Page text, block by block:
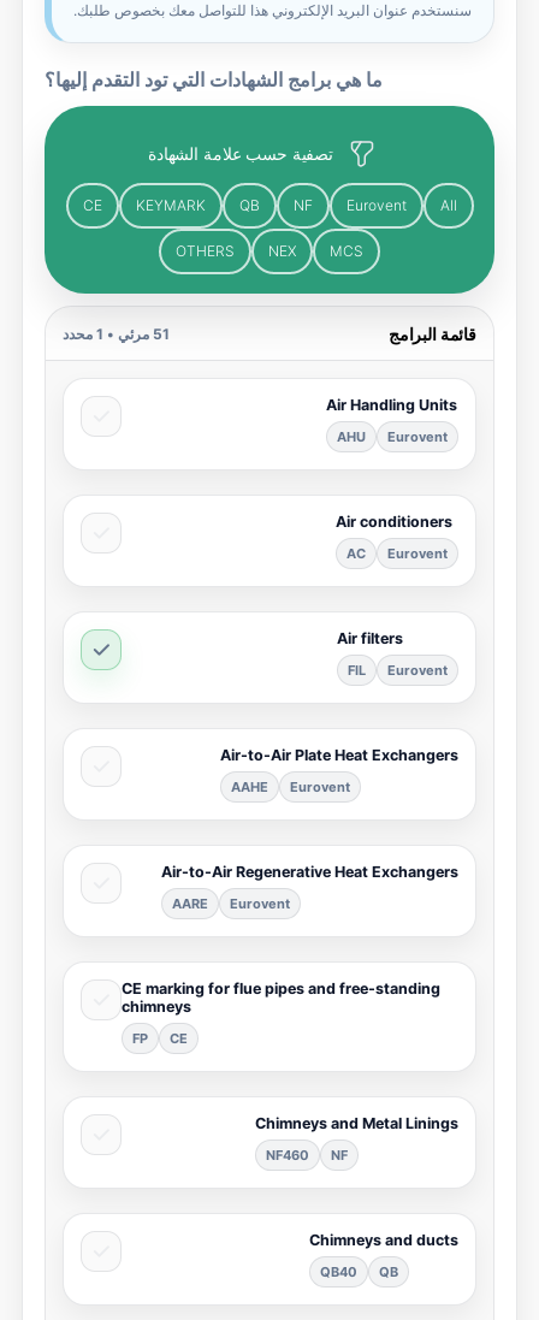
سنستخدم عنوان البريد الإلكتروني هذا للتواصل معك بخصوص طلبك.
ما هي برامج الشهادات التي تود التقدم إليها؟
تصفية حسب علامة الشهادة
Eurovent
NF
QB
KEYMARK
CE
MCS
NEX
OTHERS
قائمة البرامج مرئي •1محدد
Air Handling Units
Eurovent
AHU
Air conditioners
Eurovent
AC
Air filters
Eurovent
FIL
Air-to-Air Plate Heat Exchangers
Eurovent
AAHE
Air-to-Air Regenerative Heat Exchangers
Eurovent
AARE
CE marking for flue pipes and free-standing
chimneys
FP
Chimneys and Metal Linings
NF460
Chimneys and ducts
QB40